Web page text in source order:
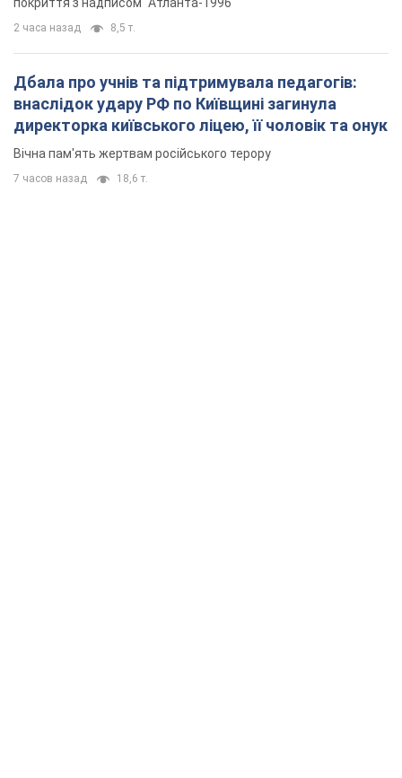
покриття з надписом "Атланта-1996"
2 часа назад 8,5 т.
Дбала про учнів та підтримувала педагогів:
внаслідок удару РФ по Київщині загинула
директорка київського ліцею, її чоловік та онук
Вічна пам'ять жертвам російського терору
7 часов назад 18,6 т.